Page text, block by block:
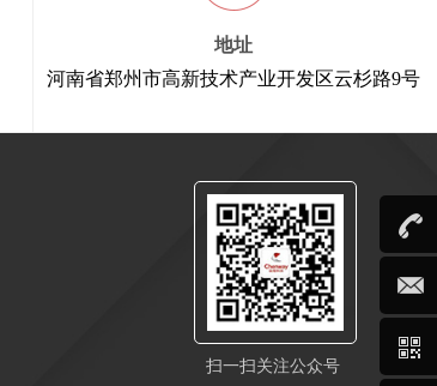
地址
河南省郑州市高新技术产业开发区云杉路9号
扫一扫关注公众号